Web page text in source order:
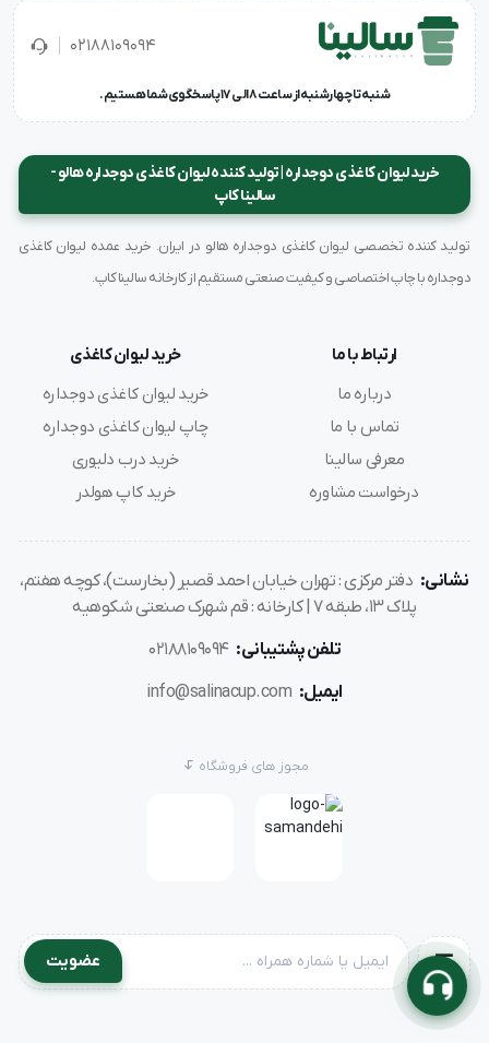
02188109094
شنبه تا چهارشنبه از ساعت 8 الی 17 پاسخگوی شما هستیم.
خرید لیوان کاغذی دوجداره | تولید کننده لیوان کاغذی دوجداره هالو -
سالینا کاپ
تولید کننده تخصصی لیوان کاغذی دوجداره هالو در ایران. خرید عمده لیوان کاغذی
دوجداره با چاپ اختصاصی و کیفیت صنعتی مستقیم از کارخانه سالینا کاپ.
ارتباط با ما
درباره ما
تماس با ما
معرفی سالینا
درخواست مشاوره
خرید لیوان کاغذی
خرید لیوان کاغذی دوجداره
چاپ لیوان کاغذی دوجداره
خرید درب دلیوری
خرید کاپ هولدر
نشانی: دفتر مرکزی : تهران خیابان احمد قصیر (بخارست)، کوچه هفتم،
پلاک ۱۳، طبقه ۷ | کارخانه : قم شهرک صنعتی شکوهیه
تلفن پشتیبانی: 02188109094
ایمیل: info@salinacup.com
مجوز های فروشگاه
عضویت